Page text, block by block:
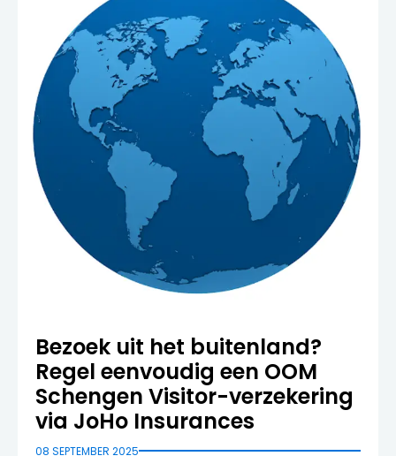
Bezoek uit het buitenland?
Regel eenvoudig een OOM
Schengen Visitor-verzekering
via JoHo Insurances
08 SEPTEMBER 2025